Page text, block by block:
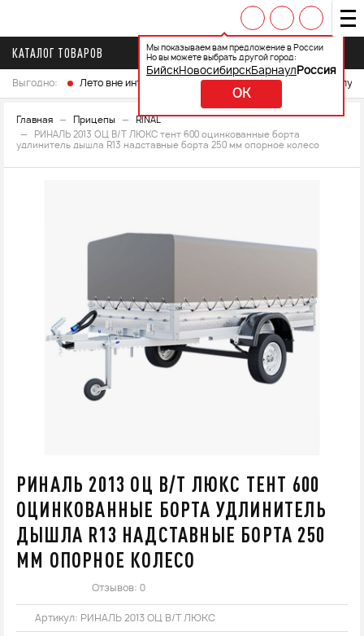
Мы показываем вам предложение в России
Но вы можете выбрать другой город:
БийскНовосибирскБарнаул Россия
OK
КАТАЛОГ ТОВАРОВ
Выгодно: Лето вне интренета Выберите свой мотоцикл и
Главная Прицепы
RINAL
РИНАЛЬ 2013 ОЦ В/Т ЛЮКС тент 600 оцинкованные борта
удлинитель дышла R13 надставные борта 250 мм опорное колесо
РИНАЛЬ 2013 ОЦ В/Т ЛЮКС ТЕНТ 600
ОЦИНКОВАННЫЕ БОРТА УДЛИНИТЕЛЬ
ДЫШЛА R13 НАДСТАВНЫЕ БОРТА 250
ММ ОПОРНОЕ КОЛЕСО
Отзывов: 0
Артикул: РИНАЛЬ 2013 ОЦ В/Т ЛЮКС